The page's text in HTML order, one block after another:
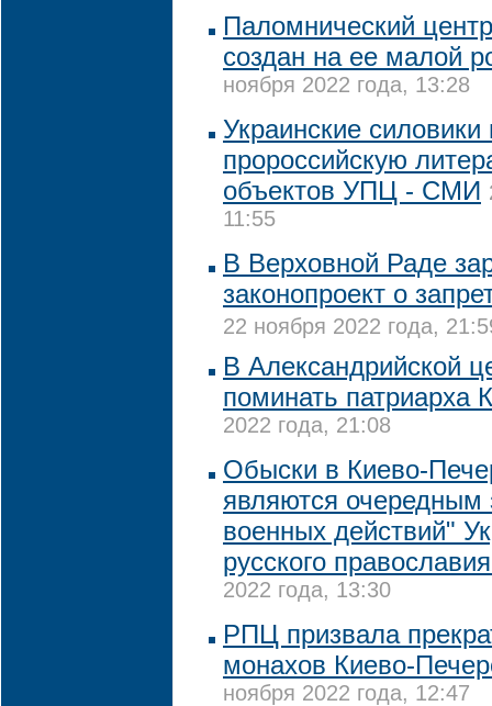
Паломнический
создан на ее малой
ноября 2022 года, 13:28
Украинские
пророссийскую
объектов УПЦ - СМИ
11:55
В Верховной Раде
законопроект о
22 ноября 2022 года,
В Александрийской
поминать патриарха
2022 года, 21:08
Обыски в Киево-
являются очередным
военных действий"
русского
2022 года, 13:30
РПЦ призвала
монахов Киево-
ноября 2022 года, 12:47